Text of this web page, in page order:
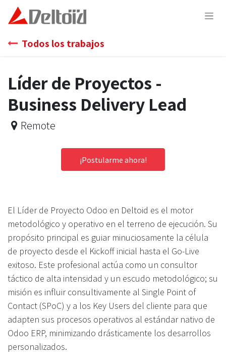
Ir al contenido
Todos los trabajos
Líder de Proyectos -
Business Delivery Lead
Remote
¡Postularme ahora!
El Líder de Proyecto Odoo en Deltoid es el motor
metodológico y operativo en el terreno de ejecución. Su
propósito principal es guiar minuciosamente la célula
de proyecto desde el Kickoff inicial hasta el Go-Live
exitoso. Este profesional actúa como un consultor
táctico de alta intensidad y un escudo metodológico; su
misión es influir consultivamente al Single Point of
Contact (SPoC) y a los Key Users del cliente para que
adapten sus procesos operativos al estándar nativo de
Odoo ERP, minimizando drásticamente los desarrollos
personalizados.